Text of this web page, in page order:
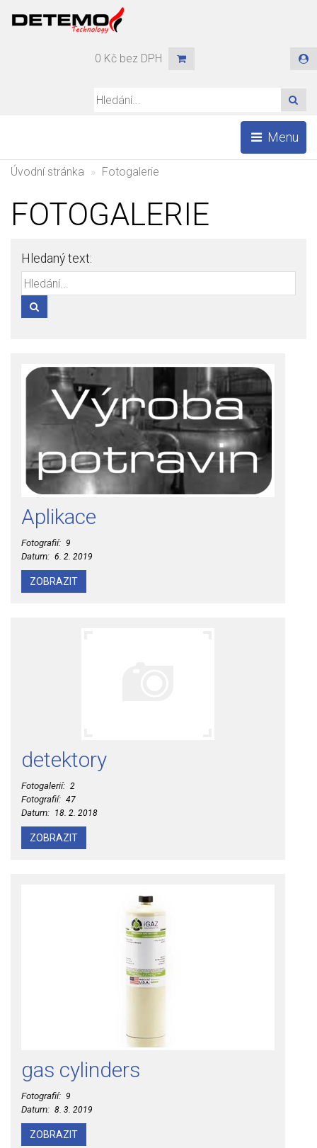
0 Kč bez DPH
Menu
Úvodní stránka Fotogalerie
FOTOGALERIE
Hledaný text:
Aplikace
Fotografií: 9
Datum: 6. 2. 2019
ZOBRAZIT
detektory
Fotogalerií: 2
Fotografií: 47
Datum: 18. 2. 2018
ZOBRAZIT
gas cylinders
Fotografií: 9
Datum: 8. 3. 2019
ZOBRAZIT